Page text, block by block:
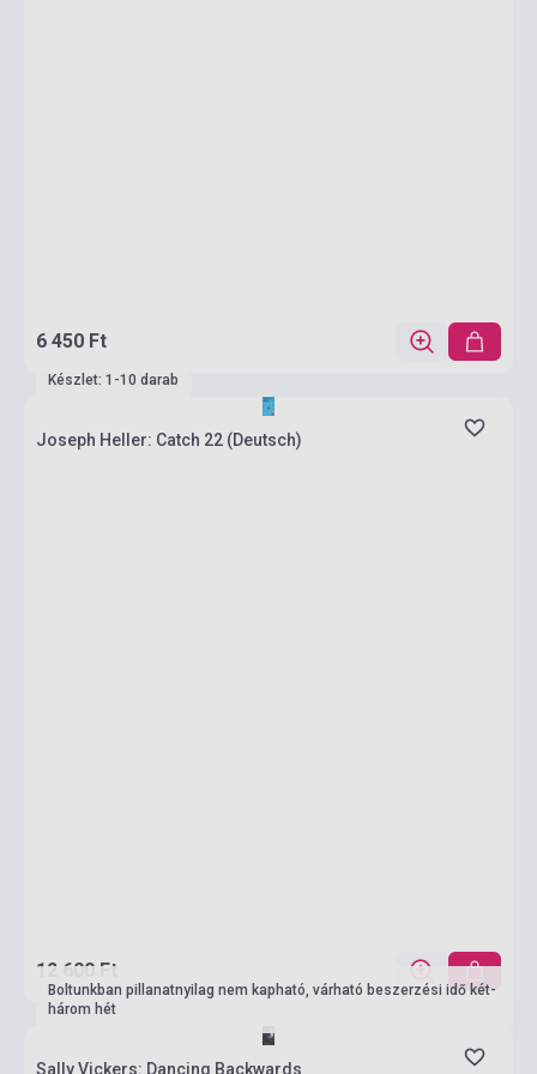
6 450 Ft
Készlet: 1-10 darab
Joseph Heller: Catch 22 (Deutsch)
12 600 Ft
Boltunkban pillanatnyilag nem kapható, várható beszerzési idő két-
három hét
Sally Vickers: Dancing Backwards